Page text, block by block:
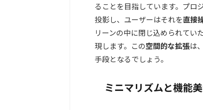
ることを目指しています。プロ
投影し、ユーザーはそれを直接
リーンの中に閉じ込められてい
現します。この空間的な拡張は
手段となるでしょう。
ミニマリズムと機能